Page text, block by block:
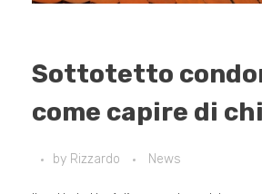
Sottotetto
come capire di
by Rizzardo News